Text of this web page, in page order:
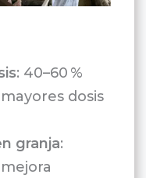
: 40–60 %
dosis
granja: